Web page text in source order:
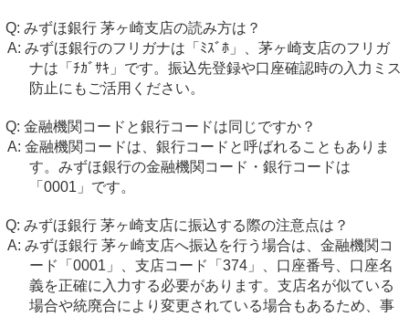
みずほ銀行 茅ヶ崎支店の読み方は？
みずほ銀行のフリガナは「ﾐｽﾞﾎ」、茅ヶ崎支店のフリガ
ナは「ﾁｶﾞｻｷ」です。振込先登録や口座確認時の入力ミス
防止にもご活用ください。
金融機関コードと銀行コードは同じですか？
金融機関コードは、銀行コードと呼ばれることもありま
す。みずほ銀行の金融機関コード・銀行コードは
「0001」です。
みずほ銀行 茅ヶ崎支店に振込する際の注意点は？
みずほ銀行 茅ヶ崎支店へ振込を行う場合は、金融機関コ
ード「0001」、支店コード「374」、口座番号、口座名
義を正確に入力する必要があります。支店名が似ている
場合や統廃合により変更されている場合もあるため、事